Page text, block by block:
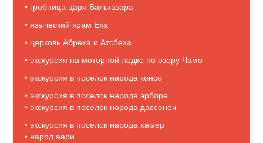
• гробница царя Бальтазара
• языческий храм Еха
• церковь Абреха и Атсбеха
• экскурсия на моторной лодке по озеру Чамо
• экскурсия в поселок народа консо
• экскурсия в поселок народа эрборе
• экскурсия в поселок народа дассенеч
• экскурсия в поселок народа хамер
• народ аари